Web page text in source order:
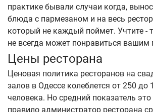
практике бывали случаи когда,
блюда с пармезаном и на весь
который не каждый поймет. Учтите -
не всегда может понравиться вашим
Цены ресторана
Ценовая политика ресторанов на
залов в Одессе колеблется от 250 до
человека. Но средний показатель
правило администратор ресторана